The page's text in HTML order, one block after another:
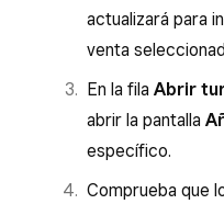
actualizará para
venta
En la fila Abrir
abrir la pantalla
específico.
Comprueba que